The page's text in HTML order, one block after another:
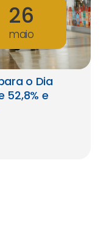
26
maio
o Dia
52,8% e